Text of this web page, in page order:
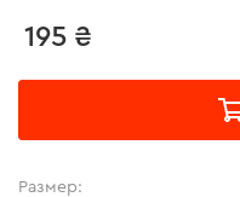
195 ₴
Размер: